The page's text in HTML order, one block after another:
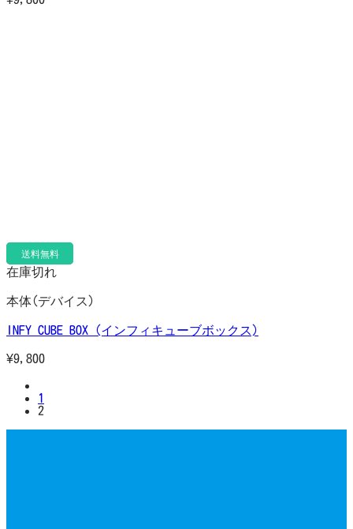
送料無料
在庫切れ
本体(デバイス)
INFY CUBE BOX (インフィキューブボックス)
¥9,800
1
2